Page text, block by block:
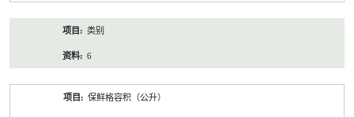
类别
6
保鲜格容积（公升）